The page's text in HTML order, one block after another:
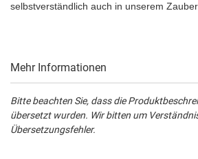
selbstverständlich auch in unserem
Mehr Informationen
Bitte beachten Sie, dass die
übersetzt wurden. Wir bitten um
Übersetzungsfehler.